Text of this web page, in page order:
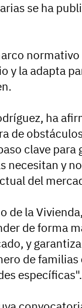
se ha
y la adapta
ha
de
clave para
necesitan y
del
la
de forma
y
de
específicas".